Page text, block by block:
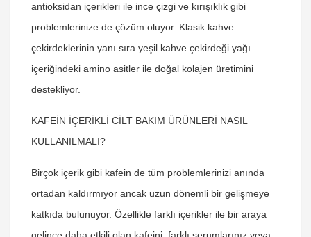
antioksidan içerikleri ile ince çizgi ve kırışıklık gibi
problemlerinize de çözüm oluyor. Klasik kahve
çekirdeklerinin yanı sıra yeşil kahve çekirdeği yağı
içeriğindeki amino asitler ile doğal kolajen üretimini
destekliyor.
KAFEİN İÇERİKLİ CİLT BAKIM ÜRÜNLERİ NASIL
KULLANILMALI?
Birçok içerik gibi kafein de tüm problemlerinizi anında
ortadan kaldırmıyor ancak uzun dönemli bir gelişmeye
katkıda bulunuyor. Özellikle farklı içerikler ile bir araya